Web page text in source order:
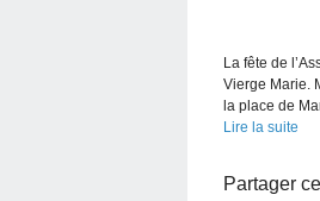
La fête de
Vierge Marie.
la place de
Lire la suite
Partager